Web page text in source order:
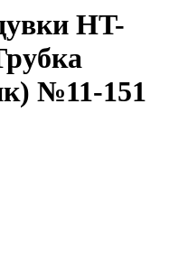
HT-
№11-151